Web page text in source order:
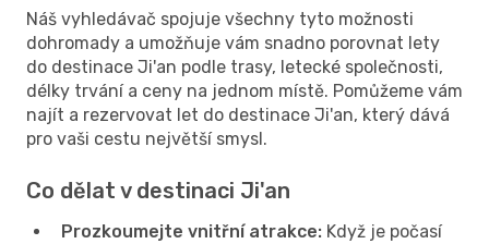
Náš vyhledávač spojuje všechny tyto možnosti
dohromady a umožňuje vám snadno porovnat lety
do destinace Ji'an podle trasy, letecké společnosti,
délky trvání a ceny na jednom místě. Pomůžeme vám
najít a rezervovat let do destinace Ji'an, který dává
pro vaši cestu největší smysl.
Co dělat v destinaci Ji'an
Prozkoumejte vnitřní atrakce: Když je počasí